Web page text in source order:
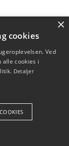
bevarelsen
×
cookies
Ved
alle cookies i
Detaljer